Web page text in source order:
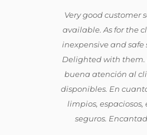
Very good customer
available. As for the
inexpensive and safe
Delighted with them.
buena atención al
disponibles. En
limpios, espaciosos,
seguros.